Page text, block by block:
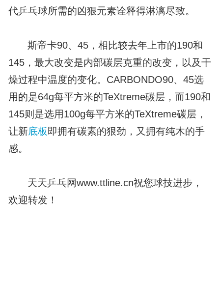
代乒乓球所需的凶狠元素诠释得淋漓尽致。
斯帝卡90、45，相比较去年上市的190和
145，最大改变是内部碳层克重的改变，以及干
燥过程中温度的变化。CARBONDO90、45选
用的是64g每平方米的TeXtreme碳层，而190和
145则是选用100g每平方米的TeXtreme碳层，
让新底板即拥有碳素的狠劲，又拥有纯木的手
感。
天天乒乓网www.ttline.cn祝您球技进步，
欢迎转发！